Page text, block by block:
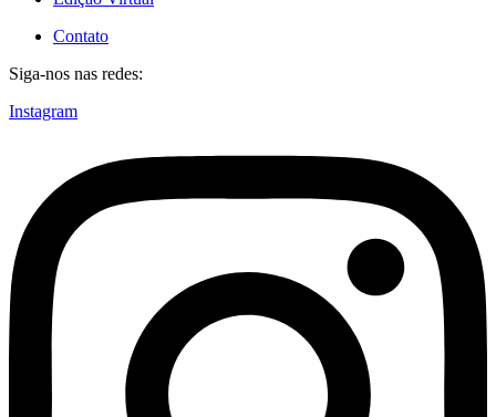
Contato
Siga-nos nas redes:
Instagram